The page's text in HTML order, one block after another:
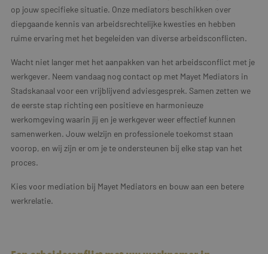
op jouw specifieke situatie. Onze mediators beschikken over
diepgaande kennis van arbeidsrechtelijke kwesties en hebben
ruime ervaring met het begeleiden van diverse arbeidsconflicten.
Wacht niet langer met het aanpakken van het arbeidsconflict met je
werkgever. Neem vandaag nog contact op met Mayet Mediators in
Stadskanaal voor een vrijblijvend adviesgesprek. Samen zetten we
de eerste stap richting een positieve en harmonieuze
werkomgeving waarin jij en je werkgever weer effectief kunnen
samenwerken. Jouw welzijn en professionele toekomst staan
voorop, en wij zijn er om je te ondersteunen bij elke stap van het
proces.
Kies voor mediation bij Mayet Mediators en bouw aan een betere
werkrelatie.